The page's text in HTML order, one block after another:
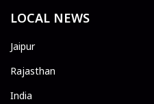
LOCAL NEWS
Jaipur
Rajasthan
India